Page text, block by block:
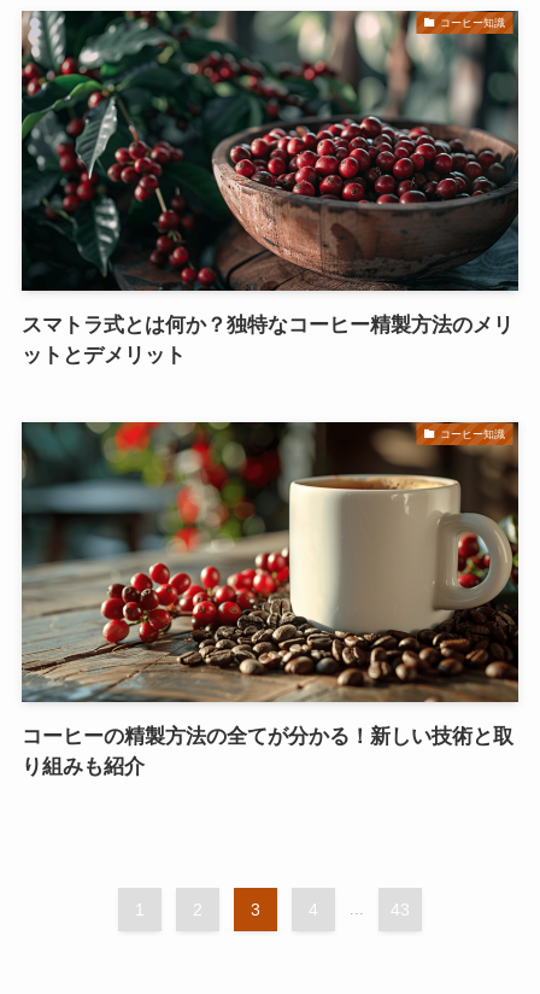
コーヒー知識
スマトラ式とは何か？独特なコーヒー精製方法のメリ
ットとデメリット
コーヒー知識
コーヒーの精製方法の全てが分かる！新しい技術と取
り組みも紹介
1 2 3 4 43